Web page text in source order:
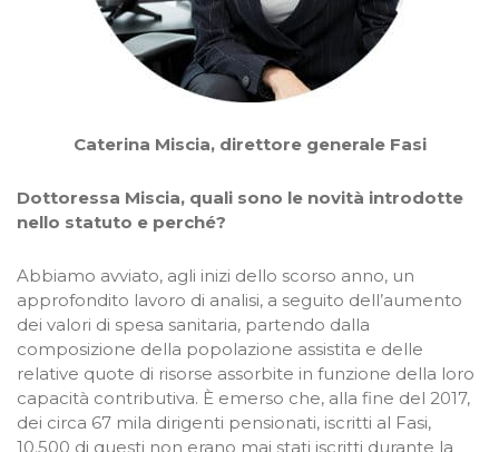
Caterina Miscia, direttore generale Fasi
Dottoressa Miscia, quali sono le novità introdotte
nello statuto e perché?
Abbiamo avviato, agli inizi dello scorso anno, un
approfondito lavoro di analisi, a seguito dell’aumento
dei valori di spesa sanitaria, partendo dalla
composizione della popolazione assistita e delle
relative quote di risorse assorbite in funzione della loro
capacità contributiva. È emerso che, alla fine del 2017,
dei circa 67 mila dirigenti pensionati, iscritti al Fasi,
10.500 di questi non erano mai stati iscritti durante la